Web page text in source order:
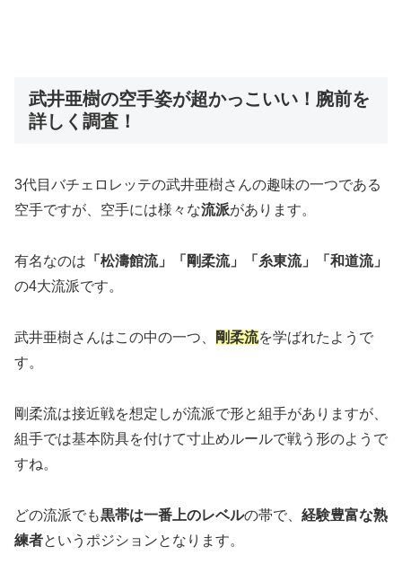
武井亜樹の空手姿が超かっこいい！腕前を
詳しく調査！
3代目バチェロレッテの武井亜樹さんの趣味の一つである
空手ですが、空手には様々な流派があります。
有名なのは 「松濤館流」「剛柔流」「糸東流」「和道流」
の4大流派です。
武井亜樹さんはこの中の一つ、 剛柔流を学ばれたようで
す。
剛柔流は接近戦を想定しが流派で形と組手がありますが、
組手では基本防具を付けて寸止めルールで戦う形のようで
すね。
どの流派でも黒帯は一番上のレベルの帯で、 経験豊富な熟
練者というポジションとなります。